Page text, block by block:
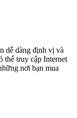
dễ dàng định vị và
thể truy cập Internet
nơi bạn mua